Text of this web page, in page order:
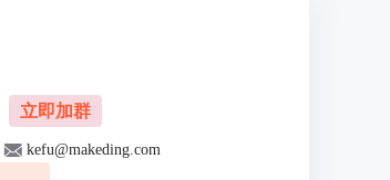
立即加群
kefu@makeding.com